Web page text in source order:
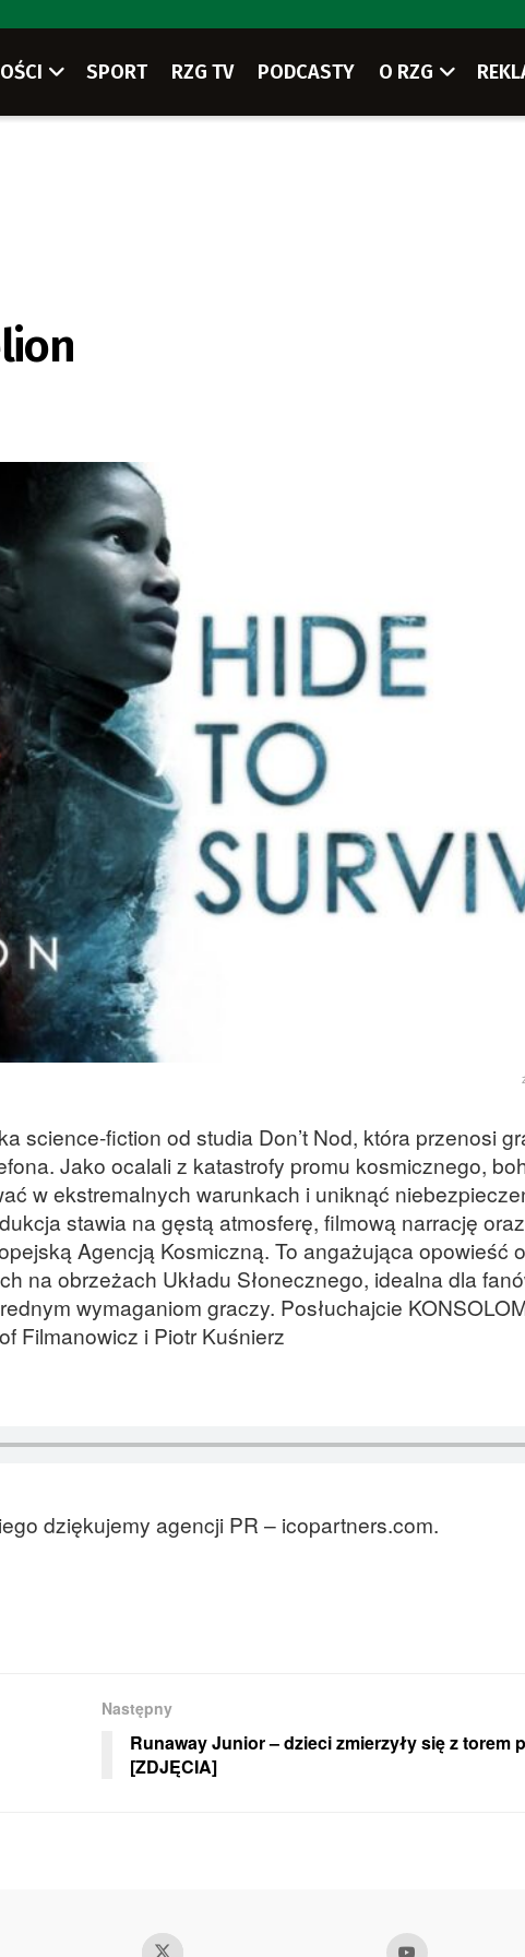
SPORT RZG TV PODCASTY O RZG
science-fiction od studia Don’t Nod, która przenosi
Jako ocalali z katastrofy promu kosmicznego,
w ekstremalnych warunkach i uniknąć
stawia na gęstą atmosferę, filmową narrację
Agencją Kosmiczną. To angażująca opowieść o
na obrzeżach Układu Słonecznego, idealna dla
wymaganiom graczy. Posłuchajcie
Filmanowicz i Piotr Kuśnierz
dziękujemy agencji PR – icopartners.com.
Następny
Runaway Junior – dzieci zmierzyły się z torem
[ZDJĘCIA]